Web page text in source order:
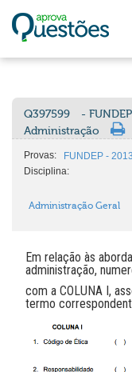
Q397599
-
Administração
Provas:
FUNDEP -
Disciplina:
Administração Geral
Em relação às
administração,
com a COLUNA I,
termo